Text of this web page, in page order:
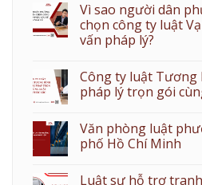
Vì sao người dân
chọn công ty luật
vấn pháp lý?
Công ty luật Tương
pháp lý trọn gói
Văn phòng luật
phố Hồ Chí Minh
Luật sư hỗ trợ